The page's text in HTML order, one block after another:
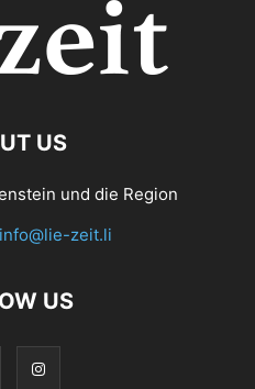
US
und die Region
info@lie-zeit.li
US